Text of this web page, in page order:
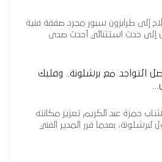
إلى طرابزون سبور مجرد صفقة فنية
إلى حدث استثنائي أحدث صدى
التواجد مع برشلونة.. وفليك
حمزة عبد الكريم تعزيز مكانته
بعدما قرر المدير الفني